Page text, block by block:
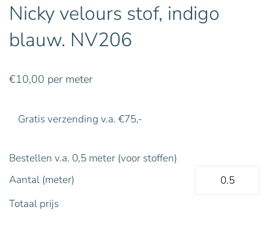
Nicky velours stof, indigo
blauw. NV206
€10,00 per meter
Gratis verzending v.a. €75,-
Bestellen v.a. 0,5 meter (voor stoffen)
Aantal (meter)
Totaal prijs